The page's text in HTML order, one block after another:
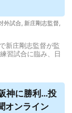
外試合, 新庄剛志監督,
新庄剛志監督が監
習試合に臨み、日
神に勝利…投
オンライン